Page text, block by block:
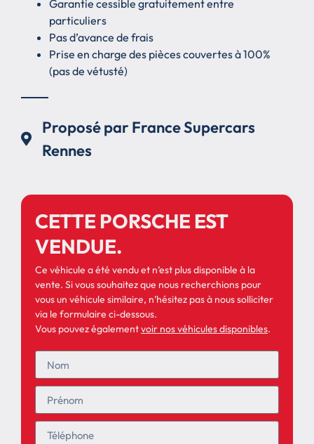
Garantie cessible gratuitement entre
particuliers
Pas d’avance de frais
Prise en charge des pièces couvertes à 100%
(pas de vétusté)
Proposé par France Supercars
Rennes
CETTE PORSCHE EST
VENDUE.
Ce véhicule a été vendu et n’est plus disponible à la
vente. Si vous souhaitez que nous recherchions pour
vous un véhicule similaire, n’hésitez pas à nous solliciter
via le formulaire ci-dessous.
Vous pouvez égalementvoir nos véhicules disponibles.